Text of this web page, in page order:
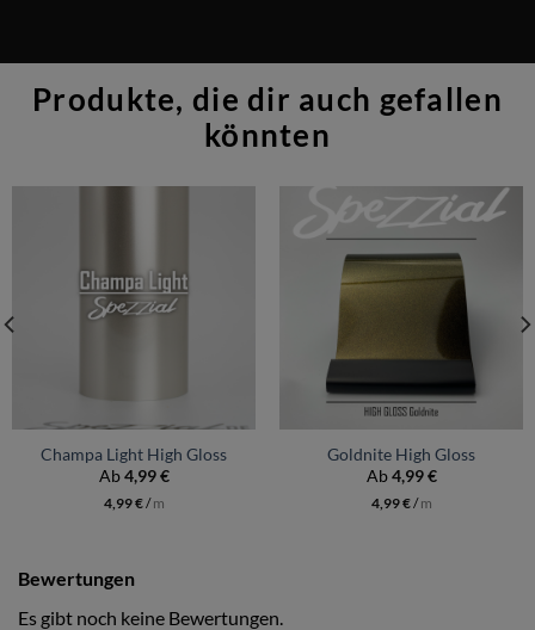
Produkte, die dir auch gefallen
könnten
Champa Light High Gloss
Ab4,99€
4,99€/m
Goldnite High Gloss
Ab4,99€
4,99€/m
Bewertungen
Es gibt noch keine Bewertungen.